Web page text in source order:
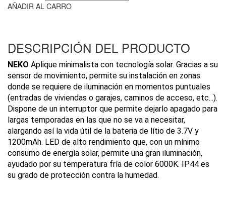
AÑADIR AL CARRO
DESCRIPCIÓN DEL PRODUCTO
NEKO Aplique minimalista con tecnología solar. Gracias a su
sensor de movimiento, permite su instalación en zonas
donde se requiere de iluminación en momentos puntuales
(entradas de viviendas o garajes, caminos de acceso, etc...).
Dispone de un interruptor que permite dejarlo apagado para
largas temporadas en las que no se va a necesitar,
alargando así la vida útil de la bateria de lítio de 3.7V y
1200mAh. LED de alto rendimiento que, con un mínimo
consumo de energía solar, permite una gran iluminación,
ayudado por su temperatura fría de color 6000K. IP44 es
su grado de protección contra la humedad.